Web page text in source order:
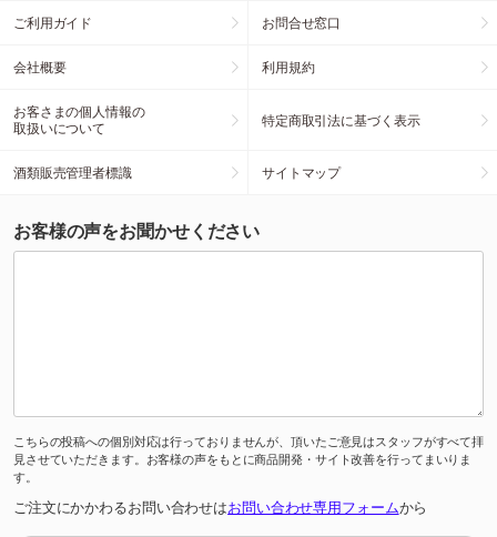
ご利用ガイド お問合せ窓口
会社概要 利用規約
お客さまの個人情報の
取扱いについて
特定商取引法に基づく表示
酒類販売管理者標識 サイトマップ
お客様の声をお聞かせください
こちらの投稿への個別対応は行っておりませんが、頂いたご意見はスタッフがすべて拝
見させていただきます。お客様の声をもとに商品開発・サイト改善を行ってまいりま
す。
ご注文にかかわるお問い合わせはお問い合わせ専用フォームから